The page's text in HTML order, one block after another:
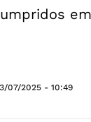
07/2025 - 10:49